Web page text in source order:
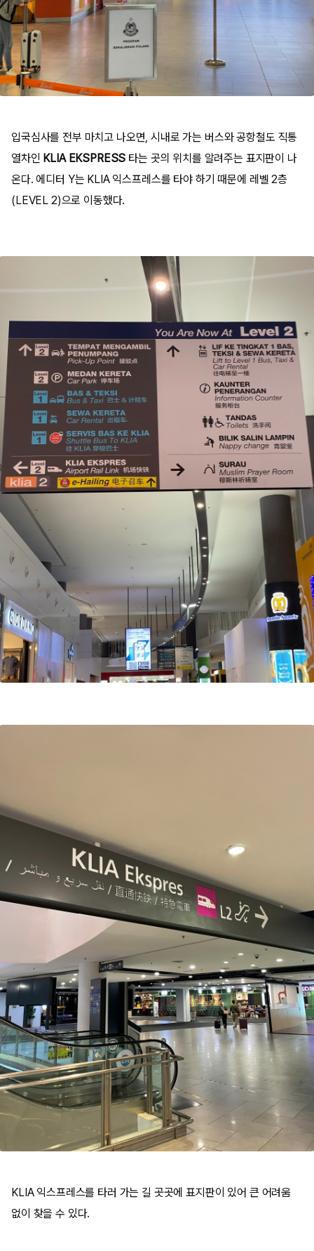
입국심사를 전부 마치고 나오면, 시내로 가는 버스와 공항철도 직통
열차인 KLIA EKSPRESS 타는 곳의 위치를 알려주는 표지판이 나
온다. 에디터 Y는 KLIA 익스프레스를 타야 하기 때문에 레벨 2층
(LEVEL 2)으로 이동했다.
KLIA 익스프레스를 타러 가는 길 곳곳에 표지판이 있어 큰 어려움
없이 찾을 수 있다.